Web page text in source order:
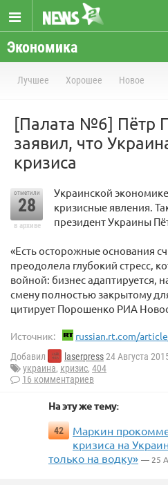
Экономика
Лучшее Хорошее Новое
[Палата №6] Пётр
заявил, что
кризиса
отметили
28
в архиве
Украинской
кризисные явления.
президент Украины
«Есть осторожные основания
преодолела глубокий стресс,
войной: бизнес адаптируется,
смену полностью закрытому
цитирует Порошенко РИА
Источник: russian.rt.com/
Добавил laserpress24 Августа
украина, кризис, 404
16 комментариев
На эту же тему:
42
Маркин
кризиса на
только на водку» — 25